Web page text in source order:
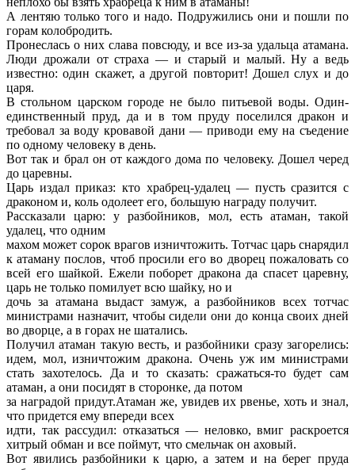
А лентяю только того и надо. Подружились они и пошли по
горам колобродить.
Пронеслась о них слава повсюду, и все из-за удальца атамана.
Люди дрожали от страха — и старый и малый. Ну а ведь
известно: один скажет, а другой повторит! Дошел слух и до
царя.
В стольном царском городе не было питьевой воды. Один-
единственный пруд, да и в том пруду поселился дракон и
требовал за воду кровавой дани — приводи ему на съедение
по одному человеку в день.
Вот так и брал он от каждого дома по человеку. Дошел черед
до царевны.
Царь издал приказ: кто храбрец-удалец — пусть сразится с
драконом и, коль одолеет его, большую награду получит.
Рассказали царю: у разбойников, мол, есть атаман, такой
удалец, что одним
махом может сорок врагов изничтожить. Тотчас царь снарядил
к атаману послов, чтоб просили его во дворец пожаловать со
всей его шайкой. Ежели поборет дракона да спасет царевну,
царь не только помилует всю шайку, но и
дочь за атамана выдаст замуж, а разбойников всех тотчас
министрами назначит, чтобы сидели они до конца своих дней
во дворце, а в горах не шатались.
Получил атаман такую весть, и разбойники сразу загорелись:
идем, мол, изничтожим дракона. Очень уж им министрами
стать захотелось. Да и то сказать: сражаться-то будет сам
атаман, а они посидят в сторонке, да потом
за наградой придут.Атаман же, увидев их рвенье, хоть и знал,
что придется ему впереди всех
идти, так рассудил: отказаться — неловко, вмиг раскроется
хитрый обман и все поймут, что смельчак он аховый.
Вот явились разбойники к царю, а затем и на берег пруда